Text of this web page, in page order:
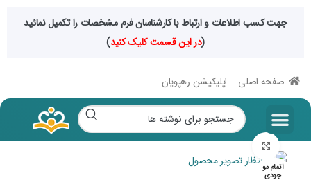
جهت کسب اطلاعات و ارتباط با کارشناسان فرم مشخصات را تکمیل نمائید
(در این قسمت کلیک کنید)
صفحه اصلی اپلیکیشن رهپویان
اتمام مو
جودی